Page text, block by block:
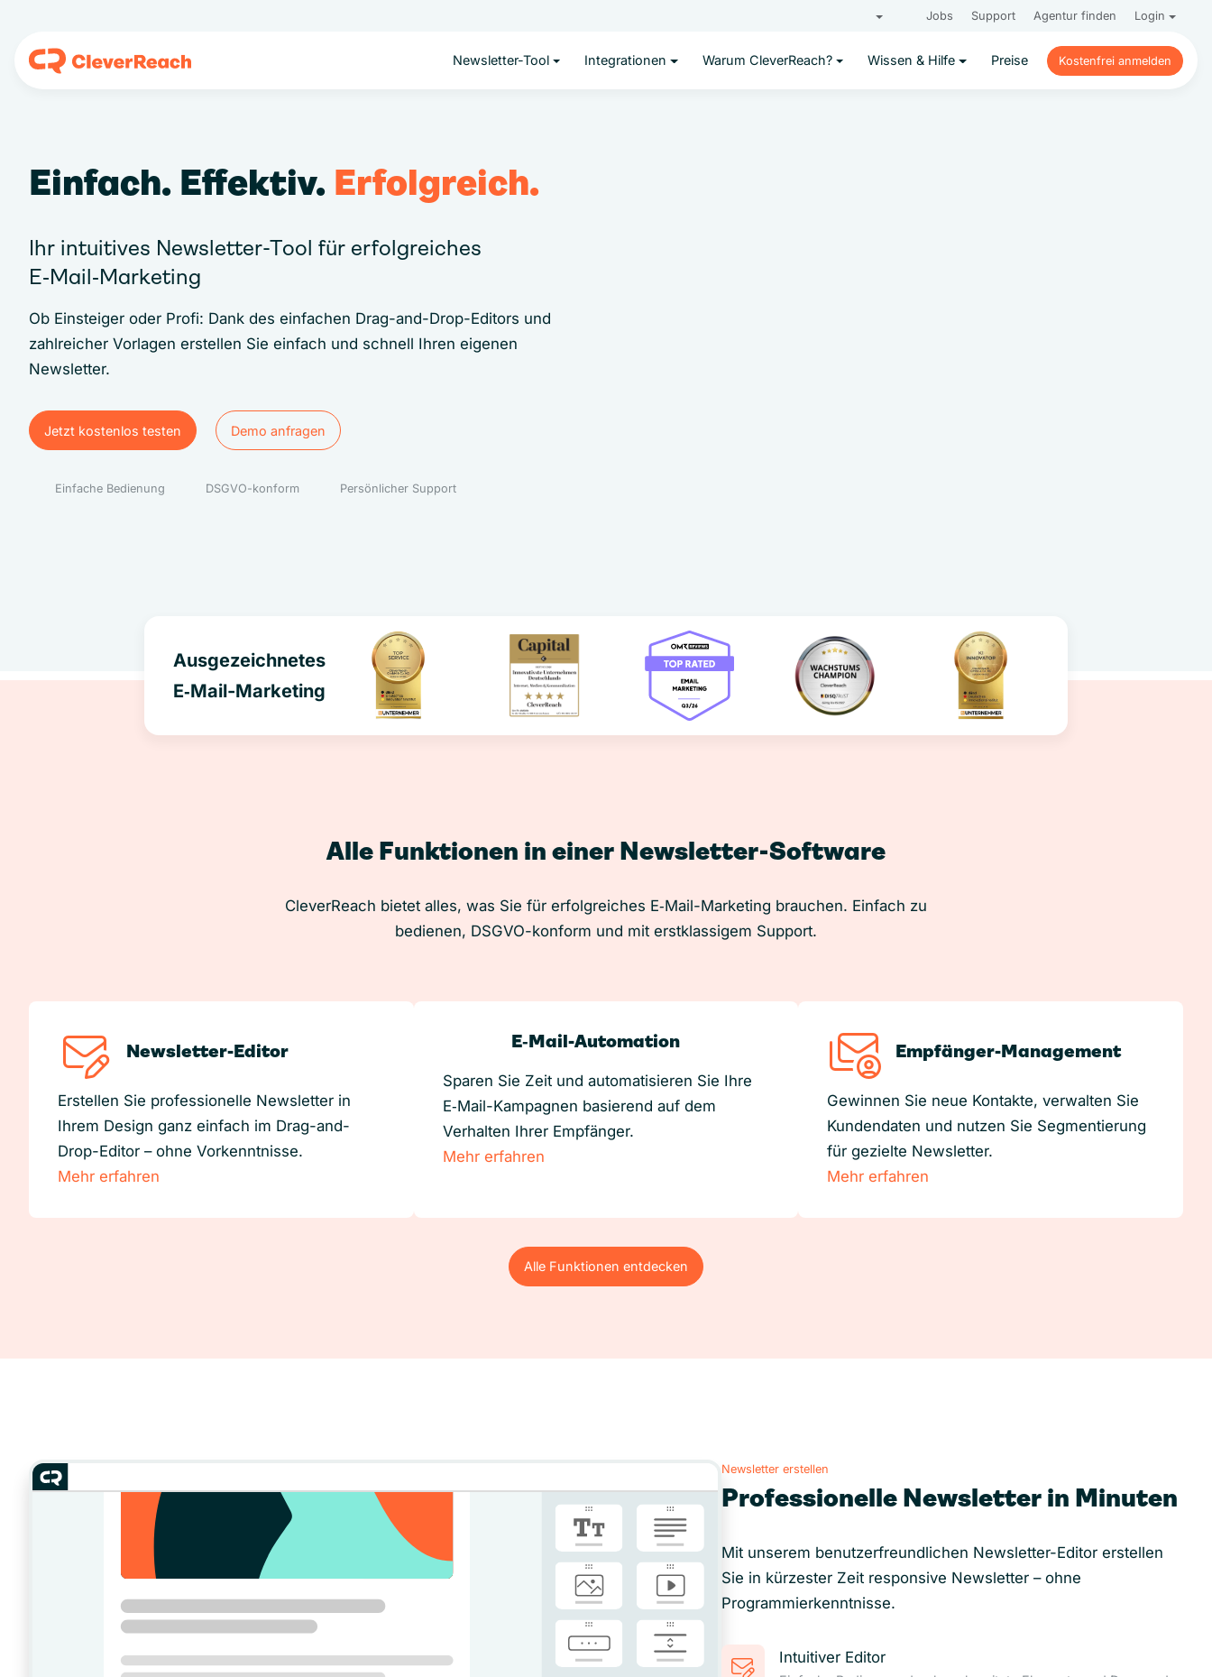
Jobs Support Agentur finden Login
Newsletter-Tool Integrationen Warum CleverReach? Wissen & Hilfe Preise
Kostenfrei anmelden
Kostenfrei anmelden
Einfach. Effektiv. Erfolgreich.
Ihr intuitives Newsletter-Tool für erfolgreiches
E‑Mail‑Marketing
Ob Einsteiger oder Profi: Dank des einfachen Drag-and-Drop-Editors und
zahlreicher Vorlagen erstellen Sie einfach und schnell Ihren eigenen
Newsletter.
Jetzt kostenlos testen
Jetzt kostenlos testen
Demo anfragen
Demo anfragen
Einfache Bedienung DSGVO-konform Persönlicher Support
Ausgezeichnetes
E‑Mail-Marketing
Alle Funktionen in einer Newsletter-Software
CleverReach bietet alles, was Sie für erfolgreiches E‑Mail-Marketing brauchen. Einfach zu
bedienen, DSGVO-konform und mit erstklassigem Support.
Newsletter-Editor
Erstellen Sie professionelle Newsletter in
Ihrem Design ganz einfach im Drag-and-
Drop-Editor – ohne Vorkenntnisse.
Mehr erfahren
E‑Mail-Automation
Sparen Sie Zeit und automatisieren Sie Ihre
E‑Mail-Kampagnen basierend auf dem
Verhalten Ihrer Empfänger.
Mehr erfahren
Empfänger-Management
Gewinnen Sie neue Kontakte, verwalten Sie
Kundendaten und nutzen Sie Segmentierung
für gezielte Newsletter.
Mehr erfahren
Alle Funktionen entdecken
Alle Funktionen entdecken
Newsletter erstellen
Professionelle Newsletter in Minuten
Mit unserem benutzerfreundlichen Newsletter-Editor erstellen
Sie in kürzester Zeit responsive Newsletter – ohne
Programmierkenntnisse.
Intuitiver Editor